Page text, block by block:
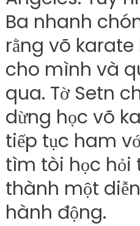
Ba nhanh
rằng võ
cho mình và
qua. Tờ Setn
dừng học võ
tiếp tục ham
tìm tòi học hỏi
thành một
hành động.